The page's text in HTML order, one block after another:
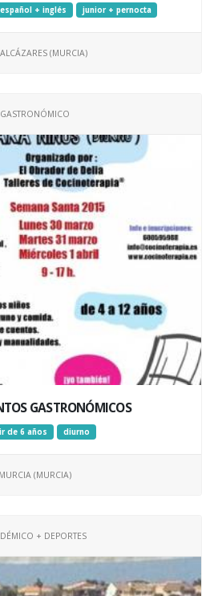
español + inglés junior + pernocta
(MURCIA)
GASTRONÓMICO
GASTRONÓMICOS
de 6 años diurno
MURCIA (MURCIA)
+ DEPORTES